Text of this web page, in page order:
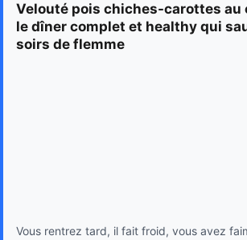
Velouté pois chiches-carottes au
le dîner complet et healthy qui
soirs de flemme
Vous rentrez tard, il fait froid, vous avez